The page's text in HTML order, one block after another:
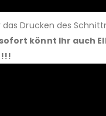
das Drucken des
könnt Ihr auch